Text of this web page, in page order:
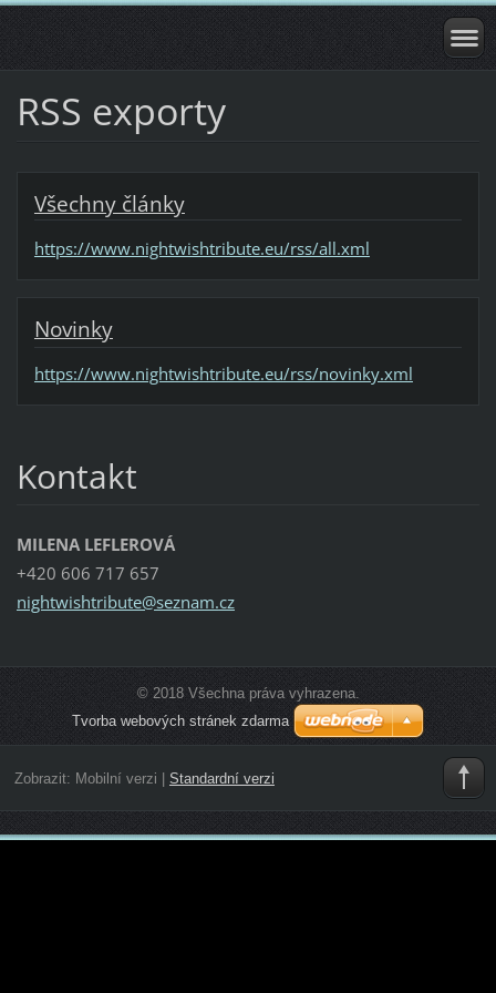
RSS exporty
Všechny články
https://www.nightwishtribute.eu/rss/all.xml
Novinky
https://www.nightwishtribute.eu/rss/novinky.xml
Kontakt
MILENA LEFLEROVÁ
+420 606 717 657
nightwishtribute@seznam.cz
© 2018 Všechna práva vyhrazena.
Tvorba webových stránek zdarma
Zobrazit: Mobilní verzi Standardní verzi